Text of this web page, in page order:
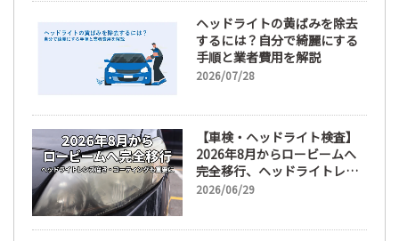
ヘッドライトの黄ばみを除去
するには？自分で綺麗にする
手順と業者費用を解説
2026/07/28
【車検・ヘッドライト検査】
2026年8月からロービームへ
完全移行、ヘッドライトレン
ズ磨き・コーティングも重要
2026/06/29